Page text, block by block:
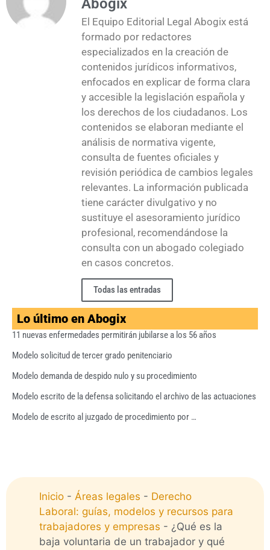
Abogix
El Equipo Editorial Legal Abogix está
formado por redactores
especializados en la creación de
contenidos jurídicos informativos,
enfocados en explicar de forma clara
y accesible la legislación española y
los derechos de los ciudadanos. Los
contenidos se elaboran mediante el
análisis de normativa vigente,
consulta de fuentes oficiales y
revisión periódica de cambios legales
relevantes. La información publicada
tiene carácter divulgativo y no
sustituye el asesoramiento jurídico
profesional, recomendándose la
consulta con un abogado colegiado
en casos concretos.
Todas las entradas
Lo último en Abogix
11 nuevas enfermedades permitirán jubilarse a los 56 años
Modelo solicitud de tercer grado penitenciario
Modelo demanda de despido nulo y su procedimiento
Modelo escrito de la defensa solicitando el archivo de las actuaciones
Modelo de escrito al juzgado de procedimiento por …
Inicio - Áreas legales - Derecho
Laboral: guías, modelos y recursos para
trabajadores y empresas - ¿Qué es la
baja voluntaria de un trabajador y qué